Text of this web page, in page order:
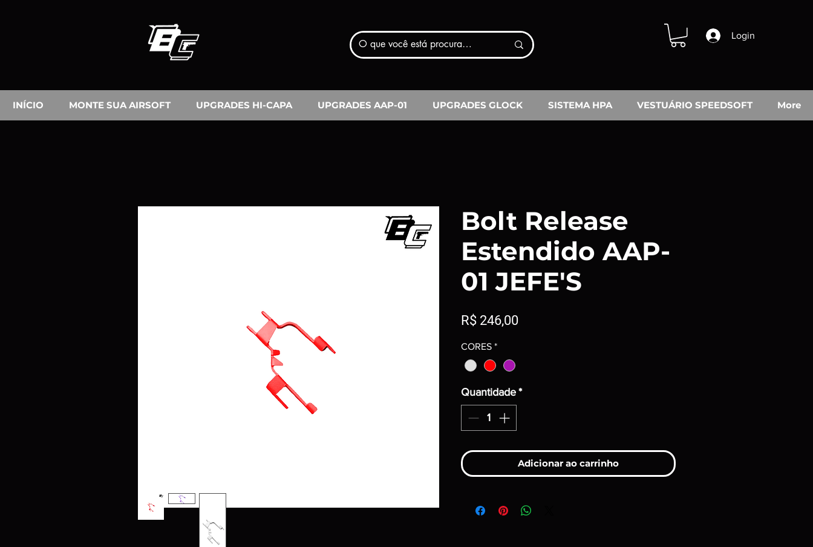
Login
INÍCIO MONTE SUA AIRSOFT UPGRADES HI-CAPA UPGRADES AAP-01 UPGRADES GLOCK SISTEMA HPA VESTUÁRIO SPEEDSOFT More
Bolt Release
Estendido AAP-
01 JEFE'S
R$ 246,00Preço
CORES *
Quantidade *
Adicionar ao carrinho